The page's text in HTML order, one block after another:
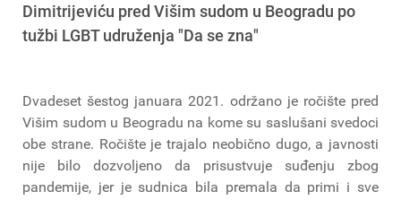
Dimitrijeviću pred Višim sudom u Beogradu po
tužbi LGBT udruženja "Da se zna"
Dvadeset šestog januara 2021. održano je ročište pred
Višim sudom u Beogradu na kome su saslušani svedoci
obe strane. Ročište je trajalo neobično dugo, a javnosti
nije bilo dozvoljeno da prisustvuje suđenju zbog
pandemije, jer je sudnica bila premala da primi i sve